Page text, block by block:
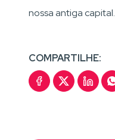
nossa antiga capital.
COMPARTILHE: